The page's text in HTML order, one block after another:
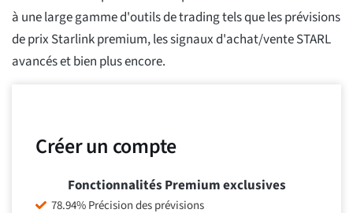
à une large gamme d'outils de trading tels que les prévisions
de prix Starlink premium, les signaux d'achat/vente STARL
avancés et bien plus encore.
Créer un compte
Fonctionnalités Premium exclusives
78.94% Précision des prévisions